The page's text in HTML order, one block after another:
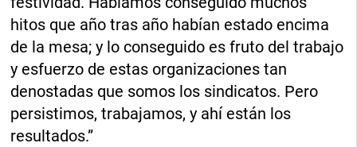
hitos que año tras año habían estado encima
de la mesa; y lo conseguido es fruto del trabajo
y esfuerzo de estas organizaciones tan
denostadas que somos los sindicatos. Pero
persistimos, trabajamos, y ahí están los
resultados.”